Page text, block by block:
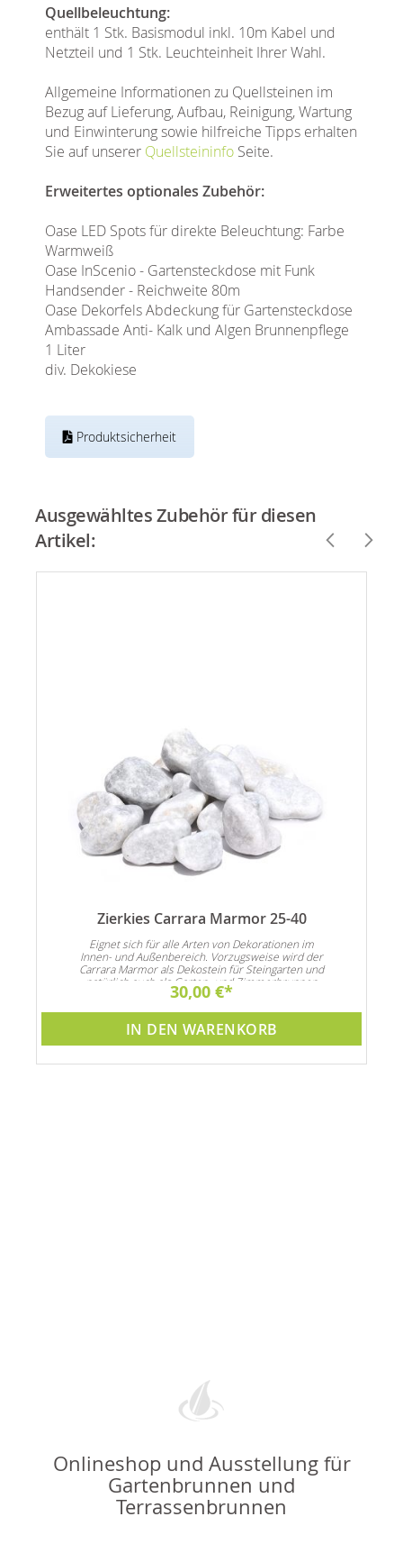
Quellbeleuchtung:
enthält 1 Stk. Basismodul inkl. 10m Kabel und
Netzteil und 1 Stk. Leuchteinheit Ihrer Wahl.
Allgemeine Informationen zu Quellsteinen im
Bezug auf Lieferung, Aufbau, Reinigung, Wartung
und Einwinterung sowie hilfreiche Tipps erhalten
Sie auf unserer Quellsteininfo Seite.
Erweitertes optionales Zubehör:
Oase LED Spots für direkte Beleuchtung: Farbe
Warmweiß
Oase InScenio - Gartensteckdose mit Funk
Handsender - Reichweite 80m
Oase Dekorfels Abdeckung für Gartensteckdose
Ambassade Anti- Kalk und Algen Brunnenpflege
1 Liter
div. Dekokiese
Produktsicherheit
Ausgewähltes Zubehör für diesen
Artikel:
Zierkies Carrara Marmor 25-40
Eignet sich für alle Arten von Dekorationen im
Innen- und Außenbereich. Vorzugsweise wird der
Carrara Marmor als Dekostein für Steingarten und
natürlich auch als Garten- und Zimmerbrunnen
Dekoration verwendet
30,00 €
IN DEN WARENKORB
Onlineshop und Ausstellung für
Gartenbrunnen und
Terrassenbrunnen